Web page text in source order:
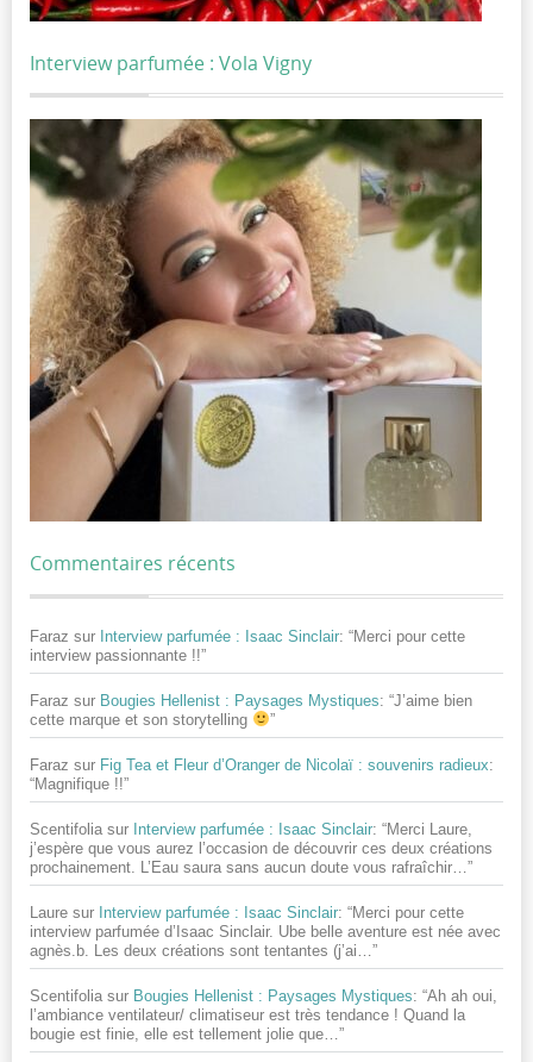
Interview parfumée : Vola Vigny
Commentaires récents
Faraz sur Interview parfumée : Isaac Sinclair: “Merci pour cette
interview passionnante !!”
Faraz sur Bougies Hellenist : Paysages Mystiques: “J’aime bien
cette marque et son storytelling
”
Faraz sur Fig Tea et Fleur d’Oranger de Nicolaï : souvenirs radieux:
“Magnifique !!”
Scentifolia sur Interview parfumée : Isaac Sinclair: “Merci Laure,
j’espère que vous aurez l’occasion de découvrir ces deux créations
prochainement. L’Eau saura sans aucun doute vous rafraîchir… ”
Laure sur Interview parfumée : Isaac Sinclair: “Merci pour cette
interview parfumée d’Isaac Sinclair. Ube belle aventure est née avec
agnès.b. Les deux créations sont tentantes (j’ai… ”
Scentifolia sur Bougies Hellenist : Paysages Mystiques: “Ah ah oui,
l’ambiance ventilateur/ climatiseur est très tendance ! Quand la
bougie est finie, elle est tellement jolie que…”